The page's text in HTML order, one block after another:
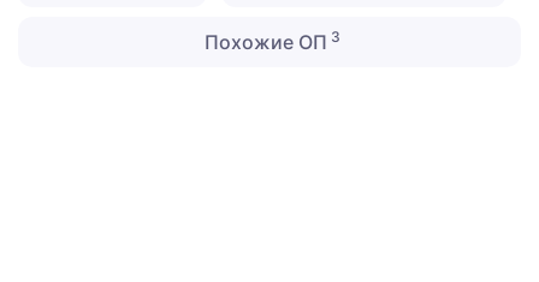
Похожие ОП 3